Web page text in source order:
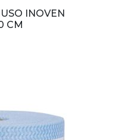
INOVEN
CM